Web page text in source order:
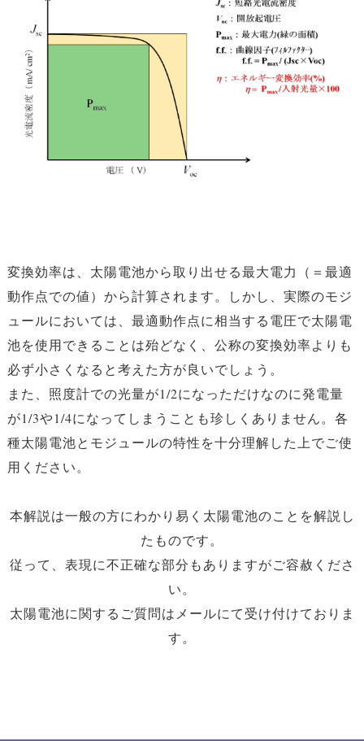
変換効率は、太陽電池から取り出せる最大電力（＝最適
動作点での値）から計算されます。しかし、実際のモジ
ュールにおいては、最適動作点に相当する電圧で太陽電
池を使用できることは殆どなく、公称の変換効率よりも
必ず小さくなると考えた方が良いでしょう。
また、照度計での光量が1/2になっただけなのに発電量
が1/3や1/4になってしまうことも珍しくありません。各
種太陽電池とモジュールの特性を十分理解した上でご使
用ください。
本解説は一般の方にわかり易く太陽電池のことを解説し
たものです。
従って、表現に不正確な部分もありますがご容赦くださ
い。
太陽電池に関するご質問はメールにて受け付けておりま
す。